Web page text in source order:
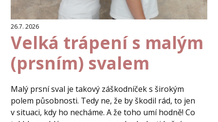
26.7. 2026
Velká trápení s malým
(prsním) svalem
Malý prsní sval je takový záškodníček s širokým
polem působnosti. Tedy ne, že by škodil rád, to jen
v situaci, kdy ho necháme. A že toho umí hodně! Co